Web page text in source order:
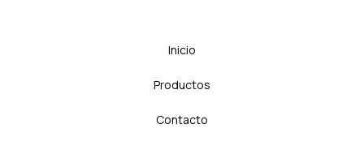
Inicio
Productos
Contacto